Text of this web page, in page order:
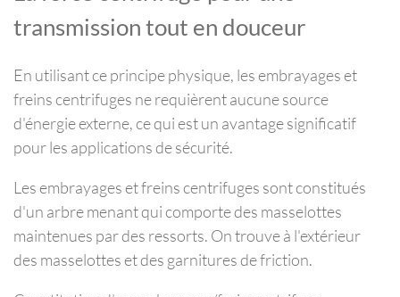
transmission tout en douceur
En utilisant ce principe physique, les embrayages et
freins centrifuges ne requièrent aucune source
d'énergie externe, ce qui est un avantage significatif
pour les applications de sécurité.
Les embrayages et freins centrifuges sont constitués
d'un arbre menant qui comporte des masselottes
maintenues par des ressorts. On trouve à l'extérieur
des masselottes et des garnitures de friction.